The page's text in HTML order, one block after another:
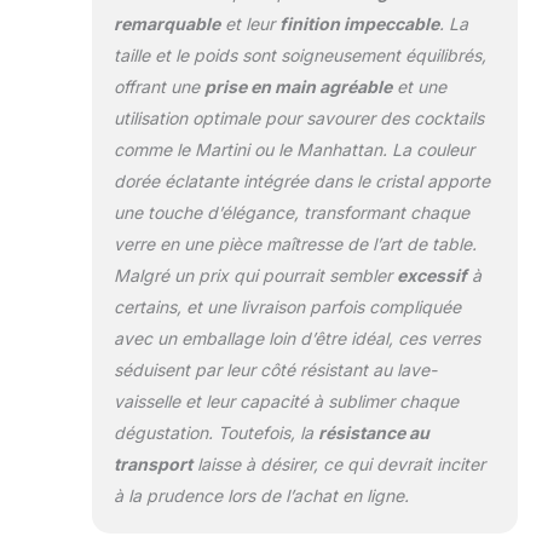
élégant. QUALITÉ
SUPÉRIEURE
D'ALLEMAGNE: Stölzle
Lausitz, réputée pour
son savoir-faire
exceptionnel depuis
1889, assure une
grande stabilité avec un
équilibré qui favorise
une expérience de
dégustation
confortable. La base
épaisses contribuent à
la résistance aux
chocs, garantissant
une durabilité de
longue durée. VOLUME
IDÉAL: Avec une
remarquableet leurfinition impeccable. La
taille et le poids sont soigneusement équilibrés,
offrant une prise en main agréableet une
utilisation optimale pour savourer des cocktails
comme le Martini ou le Manhattan. La couleur
dorée éclatante intégrée dans le cristal apporte
une touche d’élégance, transformant chaque
verre en une pièce maîtresse de l’art de table.
Malgré un prix qui pourrait semblerexcessifà
certains, et une livraison parfois compliquée
avec un emballage loin d’être idéal, ces verres
séduisent par leur côté résistant au lave-
vaisselle et leur capacité à sublimer chaque
dégustation. Toutefois, la résistance au
transportlaisse à désirer, ce qui devrait inciter
à la prudence lors de l’achat en ligne.